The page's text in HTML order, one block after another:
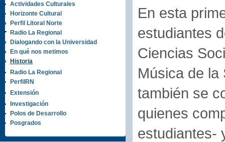
Actividades Culturales
Horizonte Cultural
Perfil Litoral Norte
Radio La Regional
Dialogando con la Universidad
En qué nos metimos
Historia
Radio La Regional
PerfilRN
Extensión
Investigación
Polos de Desarrollo
Posgrados
En esta
estudiantes
Ciencias
Música de la
también se
quienes
estudiantes-